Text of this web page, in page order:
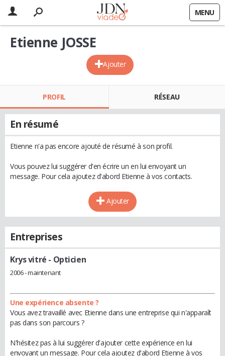
MENU
Ajouter
Etienne JOSSE
PROFIL RÉSEAU
En résumé
Etienne n'a pas encore ajouté de résumé à son profil.
Vous pouvez lui suggérer d'en écrire un en lui envoyant un
message. Pour cela ajoutez d'abord Etienne à vos contacts.
Ajouter
Entreprises
Krys vitré - Opticien
2006 - maintenant
Une expérience absente ?
Vous avez travaillé avec Etienne dans une entreprise qui n'apparaît
pas dans son parcours ?
N'hésitez pas à lui suggérer d'ajouter cette expérience en lui
envoyant un message. Pour cela ajoutez d'abord Etienne à vos